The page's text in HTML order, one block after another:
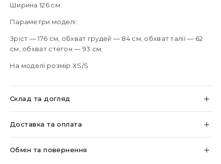
Ширина 126 см.
Параметри моделі:
Зріст — 176 см, обхват грудей — 84 см, обхват талії — 62
см, обхват стегон — 93 см.
На моделі розмір XS/S
Склад та догляд
Доставка та оплата
Обмін та повернення